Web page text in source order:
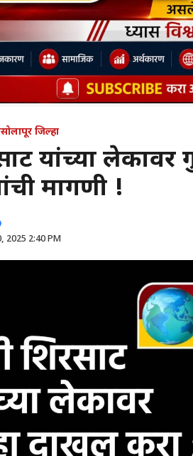
सोलापूर जिल्हा
यांच्या
मागणी !
2025 2:40 PM